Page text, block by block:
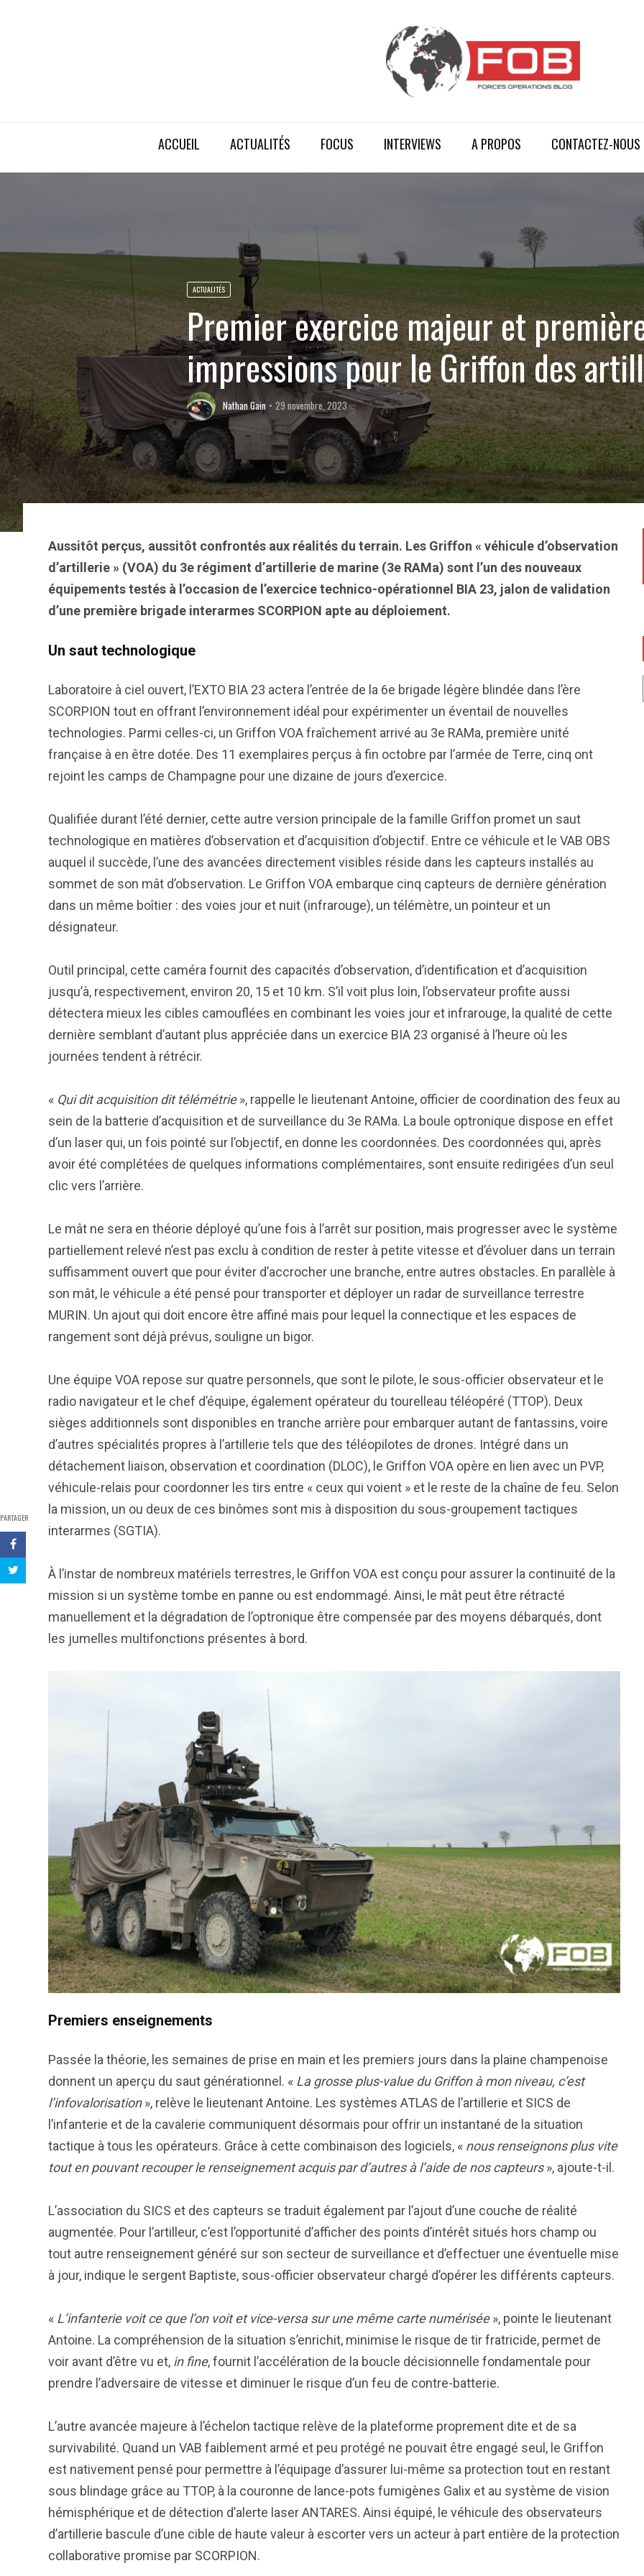
ACCUEIL ACTUALITÉS FOCUS INTERVIEWS A PROPOS CONTACTEZ-NOUS
ACTUALITÉS
Premier exercice majeur et
impressions pour le Griffon des
Nathan Gain 29 novembre, 2023
PARTAGER
Aussitôt perçus, aussitôt confrontés aux réalités du terrain. Les Griffon « véhicule d’observation
d’artillerie » (VOA) du 3e régiment d’artillerie de marine (3e RAMa) sont l’un des nouveaux
équipements testés à l’occasion de l’exercice technico-opérationnel BIA 23, jalon de validation
d’une première brigade interarmes SCORPION apte au déploiement.
Un saut technologique
Laboratoire à ciel ouvert, l’EXTO BIA 23 actera l’entrée de la 6e brigade légère blindée dans l’ère
SCORPION tout en offrant l’environnement idéal pour expérimenter un éventail de nouvelles
technologies. Parmi celles-ci, un Griffon VOA fraîchement arrivé au 3e RAMa, première unité
française à en être dotée. Des 11 exemplaires perçus à fin octobre par l’armée de Terre, cinq ont
rejoint les camps de Champagne pour une dizaine de jours d’exercice.
Qualifiée durant l’été dernier, cette autre version principale de la famille Griffon promet un saut
technologique en matières d’observation et d’acquisition d’objectif. Entre ce véhicule et le VAB OBS
auquel il succède, l’une des avancées directement visibles réside dans les capteurs installés au
sommet de son mât d’observation. Le Griffon VOA embarque cinq capteurs de dernière génération
dans un même boîtier : des voies jour et nuit (infrarouge), un télémètre, un pointeur et un
désignateur.
Outil principal, cette caméra fournit des capacités d’observation, d’identification et d’acquisition
jusqu’à, respectivement, environ 20, 15 et 10 km. S’il voit plus loin, l’observateur profite aussi
détectera mieux les cibles camouflées en combinant les voies jour et infrarouge, la qualité de cette
dernière semblant d’autant plus appréciée dans un exercice BIA 23 organisé à l’heure où les
journées tendent à rétrécir.
« Qui dit acquisition dit télémétrie», rappelle le lieutenant Antoine, officier de coordination des feux au
sein de la batterie d’acquisition et de surveillance du 3e RAMa. La boule optronique dispose en effet
d’un laser qui, un fois pointé sur l’objectif, en donne les coordonnées. Des coordonnées qui, après
avoir été complétées de quelques informations complémentaires, sont ensuite redirigées d’un seul
clic vers l’arrière.
Le mât ne sera en théorie déployé qu’une fois à l’arrêt sur position, mais progresser avec le système
partiellement relevé n’est pas exclu à condition de rester à petite vitesse et d’évoluer dans un terrain
suffisamment ouvert que pour éviter d’accrocher une branche, entre autres obstacles. En parallèle à
son mât, le véhicule a été pensé pour transporter et déployer un radar de surveillance terrestre
MURIN. Un ajout qui doit encore être affiné mais pour lequel la connectique et les espaces de
rangement sont déjà prévus, souligne un bigor.
Une équipe VOA repose sur quatre personnels, que sont le pilote, le sous-officier observateur et le
radio navigateur et le chef d’équipe, également opérateur du tourelleau téléopéré (TTOP). Deux
sièges additionnels sont disponibles en tranche arrière pour embarquer autant de fantassins, voire
d’autres spécialités propres à l’artillerie tels que des téléopilotes de drones. Intégré dans un
détachement liaison, observation et coordination (DLOC), le Griffon VOA opère en lien avec un PVP,
véhicule-relais pour coordonner les tirs entre « ceux qui voient » et le reste de la chaîne de feu. Selon
la mission, un ou deux de ces binômes sont mis à disposition du sous-groupement tactiques
interarmes (SGTIA).
À l’instar de nombreux matériels terrestres, le Griffon VOA est conçu pour assurer la continuité de la
mission si un système tombe en panne ou est endommagé. Ainsi, le mât peut être rétracté
manuellement et la dégradation de l’optronique être compensée par des moyens débarqués, dont
les jumelles multifonctions présentes à bord.
Premiers enseignements
Passée la théorie, les semaines de prise en main et les premiers jours dans la plaine champenoise
donnent un aperçu du saut générationnel. « La grosse plus-value du Griffon à mon niveau, c’est
l’infovalorisation», relève le lieutenant Antoine. Les systèmes ATLAS de l’artillerie et SICS de
l’infanterie et de la cavalerie communiquent désormais pour offrir un instantané de la situation
tactique à tous les opérateurs. Grâce à cette combinaison des logiciels, « nous renseignons plus vite
tout en pouvant recouper le renseignement acquis par d’autres à l’aide de nos capteurs», ajoute-t-il.
L’association du SICS et des capteurs se traduit également par l’ajout d’une couche de réalité
augmentée. Pour l’artilleur, c’est l’opportunité d’afficher des points d’intérêt situés hors champ ou
tout autre renseignement généré sur son secteur de surveillance et d’effectuer une éventuelle mise
à jour, indique le sergent Baptiste, sous-officier observateur chargé d’opérer les différents capteurs.
« L’infanterie voit ce que l’on voit et vice-versa sur une même carte numérisée», pointe le lieutenant
Antoine. La compréhension de la situation s’enrichit, minimise le risque de tir fratricide, permet de
voir avant d’être vu et, in fine, fournit l’accélération de la boucle décisionnelle fondamentale pour
prendre l’adversaire de vitesse et diminuer le risque d’un feu de contre-batterie.
L’autre avancée majeure à l’échelon tactique relève de la plateforme proprement dite et de sa
survivabilité. Quand un VAB faiblement armé et peu protégé ne pouvait être engagé seul, le Griffon
est nativement pensé pour permettre à l’équipage d’assurer lui-même sa protection tout en restant
sous blindage grâce au TTOP, à la couronne de lance-pots fumigènes Galix et au système de vision
hémisphérique et de détection d’alerte laser ANTARES. Ainsi équipé, le véhicule des observateurs
d’artillerie bascule d’une cible de haute valeur à escorter vers un acteur à part entière de la protection
collaborative promise par SCORPION.